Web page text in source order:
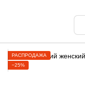
РАСПРОДАЖА
−25%